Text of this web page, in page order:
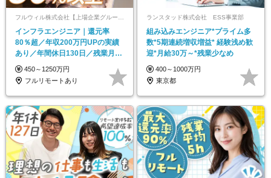
フルウィル株式会社【上場企業グループ】
インフラエンジニア｜還元率
80％超／年収200万円UPの実績
あり／年間休日130日／残業月平
均7.2ｈ
450～1250万円
フルリモートあり
ランスタッド株式会社 ESS事業部
組み込みエンジニア*プライム多
数*5期連続増収増益* 経験浅め歓
迎*月給30万～*残業少なめ
400～1000万円
東京都